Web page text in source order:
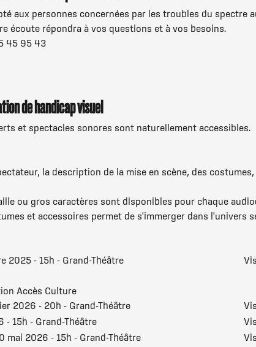
aux personnes concernées par les troubles du
écoute répondra à vos questions et à vos besoins.
45 95 43
de handicap visuel
et spectacles sonores sont naturellement accessibles.
la description de la mise en scène, des
ou gros caractères sont disponibles pour chaque
et accessoires permet de s'immerger dans l'univers
2025 - 15h - Grand-Théâtre
Accès Culture
2026 - 20h - Grand-Théâtre
- 15h - Grand-Théâtre
mai 2026 - 15h - Grand-Théâtre